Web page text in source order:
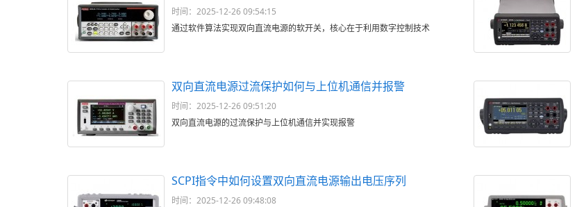
时间：2025-12-26 09:54:15
通过软件算法实现双向直流电源的软开关，核心在于利用数字控制技术
双向直流电源过流保护如何与上位机通信并报警
时间：2025-12-26 09:51:20
双向直流电源的过流保护与上位机通信并实现报警
SCPI指令中如何设置双向直流电源输出电压序列
时间：2025-12-26 09:48:08